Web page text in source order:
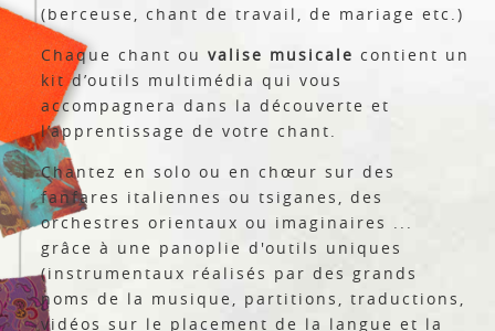
(berceuse, chant de travail, de mariage etc.)
Chaque chant ou valise musicale contient un
kit d’outils multimédia qui vous
accompagnera dans la découverte et
l’apprentissage de votre chant.
Chantez en solo ou en chœur sur des
fanfares italiennes ou tsiganes, des
orchestres orientaux ou imaginaires ...
grâce à une panoplie d'outils uniques
(instrumentaux réalisés par des grands
noms de la musique, partitions, traductions,
vidéos sur le placement de la langue et la